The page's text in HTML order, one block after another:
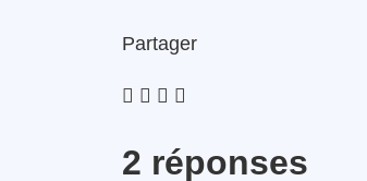
Partager
2 réponses